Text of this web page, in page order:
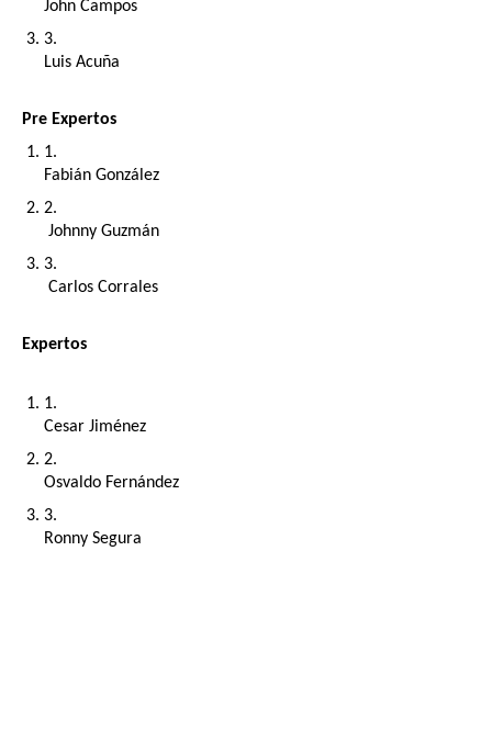
John Campos
Luis Acuña
Pre Expertos
Fabián González
Johnny Guzmán
Carlos Corrales
Expertos
Cesar Jiménez
Osvaldo Fernández
Ronny Segura